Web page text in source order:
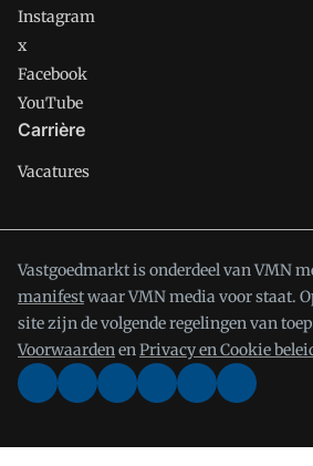
Instagram
x
Facebook
YouTube
Carrière
Vacatures
Vastgoedmarkt is onderdeel van VMN
manifestwaar VMN media voor staat.
site zijn de volgende regelingen van
VoorwaardenenPrivacy en Cookie